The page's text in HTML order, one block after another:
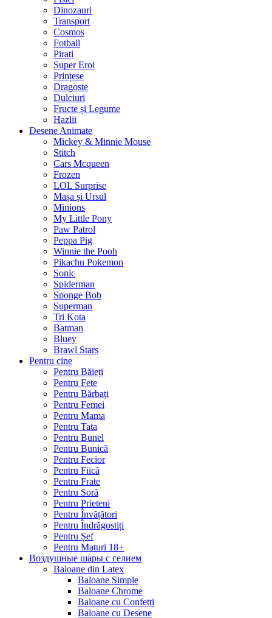
Dinozauri
Transport
Cosmos
Fotball
Pirați
Super Eroi
Prințese
Dragoste
Dulciuri
Fructe și Legume
Hazlii
Desene Animate
Mickey & Minnie Mouse
Stitch
Cars Mcqueen
Frozen
LOL Surprise
Mașa și Ursul
Minions
My Little Pony
Paw Patrol
Peppa Pig
Winnie the Pooh
Pikachu Pokemon
Sonic
Spiderman
Sponge Bob
Superman
Tri Kota
Batman
Bluey
Brawl Stars
Pentru cine
Pentru Băieți
Pentru Fete
Pentru Bărbați
Pentru Femei
Pentru Mama
Pentru Tata
Pentru Bunel
Pentru Bunică
Pentru Fecior
Pentru Fiică
Pentru Frate
Pentru Soră
Pentru Prieteni
Pentru Învățători
Pentru Îndrăgostiți
Pentru Șef
Pentru Maturi 18+
Воздушные шары с гелием
Baloane din Latex
Baloane Simple
Baloane Chrome
Baloane cu Confetti
Baloane cu Desene